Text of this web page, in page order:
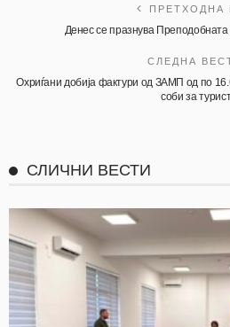
ПРЕТХОДНА
Денес се празнува
СЛЕДНА
Охриѓани добија фактури од ЗАМП од по
соби за
СЛИЧНИ ВЕСТИ